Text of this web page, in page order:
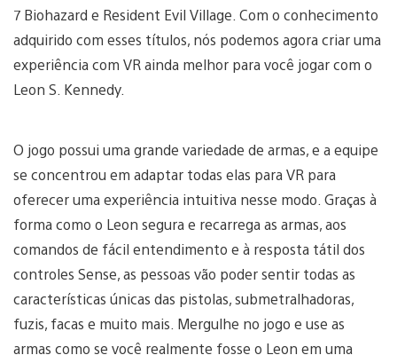
7 Biohazard e Resident Evil Village. Com o conhecimento
adquirido com esses títulos, nós podemos agora criar uma
experiência com VR ainda melhor para você jogar com o
Leon S. Kennedy.
O jogo possui uma grande variedade de armas, e a equipe
se concentrou em adaptar todas elas para VR para
oferecer uma experiência intuitiva nesse modo. Graças à
forma como o Leon segura e recarrega as armas, aos
comandos de fácil entendimento e à resposta tátil dos
controles Sense, as pessoas vão poder sentir todas as
características únicas das pistolas, submetralhadoras,
fuzis, facas e muito mais. Mergulhe no jogo e use as
armas como se você realmente fosse o Leon em uma